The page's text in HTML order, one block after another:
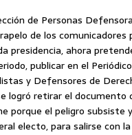
de Personas
de los comunicadores
presidencia, ahora
publicar en el
y Defensores de
logró retirar el documento
porque el peligro subsiste
electo, para salirse con la